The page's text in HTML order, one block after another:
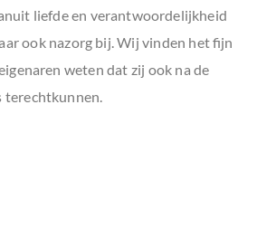
liefde en verantwoordelijkheid
ook nazorg bij. Wij vinden het fijn
weten dat zij ook na de
terechtkunnen.